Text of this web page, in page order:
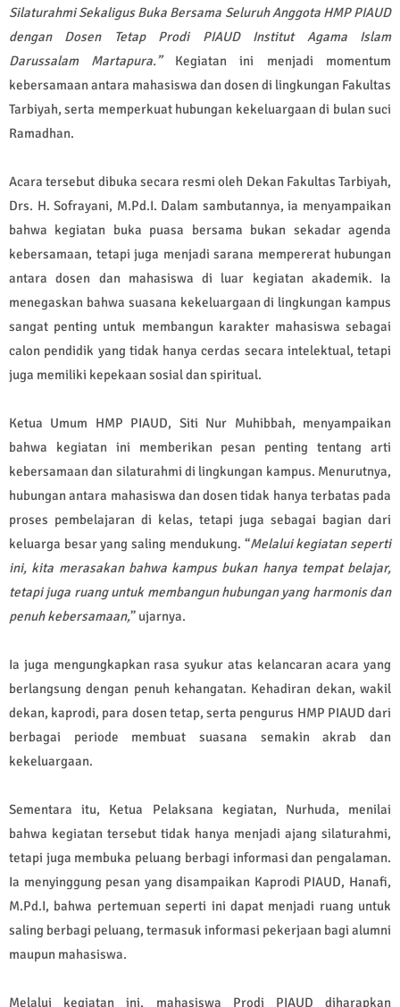
Silaturahmi Sekaligus Buka Bersama Seluruh Anggota HMP PIAUD
dengan Dosen Tetap Prodi PIAUD Institut Agama Islam
Darussalam Martapura.”Kegiatan ini menjadi momentum
kebersamaan antara mahasiswa dan dosen di lingkungan Fakultas
Tarbiyah, serta memperkuat hubungan kekeluargaan di bulan suci
Ramadhan.
Acara tersebut dibuka secara resmi oleh Dekan Fakultas Tarbiyah,
Drs. H. Sofrayani, M.Pd.I. Dalam sambutannya, ia menyampaikan
bahwa kegiatan buka puasa bersama bukan sekadar agenda
kebersamaan, tetapi juga menjadi sarana mempererat hubungan
antara dosen dan mahasiswa di luar kegiatan akademik. Ia
menegaskan bahwa suasana kekeluargaan di lingkungan kampus
sangat penting untuk membangun karakter mahasiswa sebagai
calon pendidik yang tidak hanya cerdas secara intelektual, tetapi
juga memiliki kepekaan sosial dan spiritual.
Ketua Umum HMP PIAUD, Siti Nur Muhibbah, menyampaikan
bahwa kegiatan ini memberikan pesan penting tentang arti
kebersamaan dan silaturahmi di lingkungan kampus. Menurutnya,
hubungan antara mahasiswa dan dosen tidak hanya terbatas pada
proses pembelajaran di kelas, tetapi juga sebagai bagian dari
keluarga besar yang saling mendukung. “Melalui kegiatan seperti
ini, kita merasakan bahwa kampus bukan hanya tempat belajar,
tetapi juga ruang untuk membangun hubungan yang harmonis dan
penuh kebersamaan,” ujarnya.
Ia juga mengungkapkan rasa syukur atas kelancaran acara yang
berlangsung dengan penuh kehangatan. Kehadiran dekan, wakil
dekan, kaprodi, para dosen tetap, serta pengurus HMP PIAUD dari
berbagai periode membuat suasana semakin akrab dan
kekeluargaan.
Sementara itu, Ketua Pelaksana kegiatan, Nurhuda, menilai
bahwa kegiatan tersebut tidak hanya menjadi ajang silaturahmi,
tetapi juga membuka peluang berbagi informasi dan pengalaman.
Ia menyinggung pesan yang disampaikan Kaprodi PIAUD, Hanafi,
M.Pd.I, bahwa pertemuan seperti ini dapat menjadi ruang untuk
saling berbagi peluang, termasuk informasi pekerjaan bagi alumni
maupun mahasiswa.
Melalui kegiatan ini, mahasiswa Prodi PIAUD diharapkan